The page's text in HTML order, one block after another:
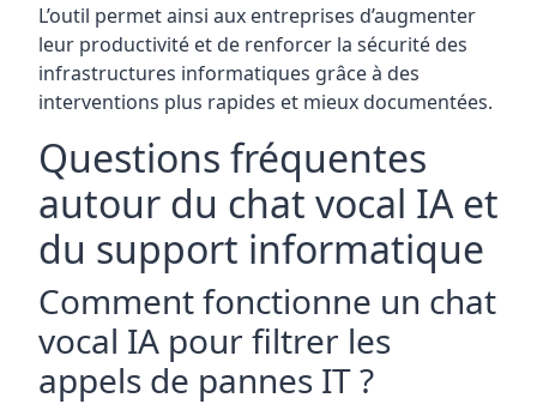
L’outil permet ainsi aux entreprises d’augmenter
leur productivité et de renforcer la sécurité des
infrastructures informatiques grâce à des
interventions plus rapides et mieux documentées.
Questions fréquentes
autour du chat vocal IA et
du support informatique
Comment fonctionne un chat
vocal IA pour filtrer les
appels de pannes IT ?